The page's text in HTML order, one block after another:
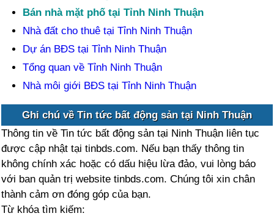
Bán nhà mặt phố tại Tỉnh Ninh Thuận
Nhà đất cho thuê tại Tỉnh Ninh Thuận
Dự án BĐS tại Tỉnh Ninh Thuận
Tổng quan về Tỉnh Ninh Thuận
Nhà môi giới BĐS tại Tỉnh Ninh Thuận
Ghi chú về Tin tức bất động sản tại Ninh Thuận
Thông tin về Tin tức bất động sản tại Ninh Thuận liên tục
được cập nhật tại tinbds.com. Nếu bạn thấy thông tin
không chính xác hoặc có dấu hiệu lừa đảo, vui lòng báo
với ban quản trị website tinbds.com. Chúng tôi xin chân
thành cảm ơn đóng góp của bạn.
Từ khóa tìm kiếm: